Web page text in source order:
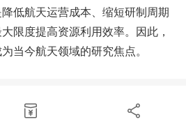
低航天运营成本、缩短研制周期
限度提高资源利用效率。因此，
当今航天领域的研究焦点。